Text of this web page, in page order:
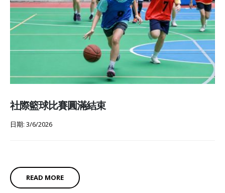
社際籃球比賽圓滿結束
日期: 3/6/2026
READ MORE